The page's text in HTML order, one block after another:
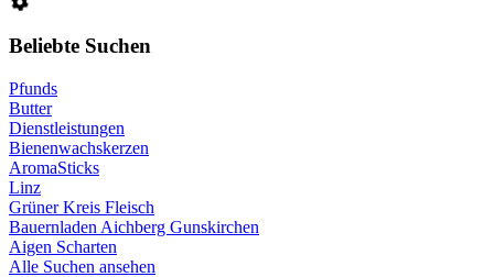
Beliebte Suchen
Pfunds
Butter
Dienstleistungen
Bienenwachskerzen
AromaSticks
Linz
Grüner Kreis Fleisch
Bauernladen Aichberg Gunskirchen
Aigen Scharten
Alle Suchen ansehen